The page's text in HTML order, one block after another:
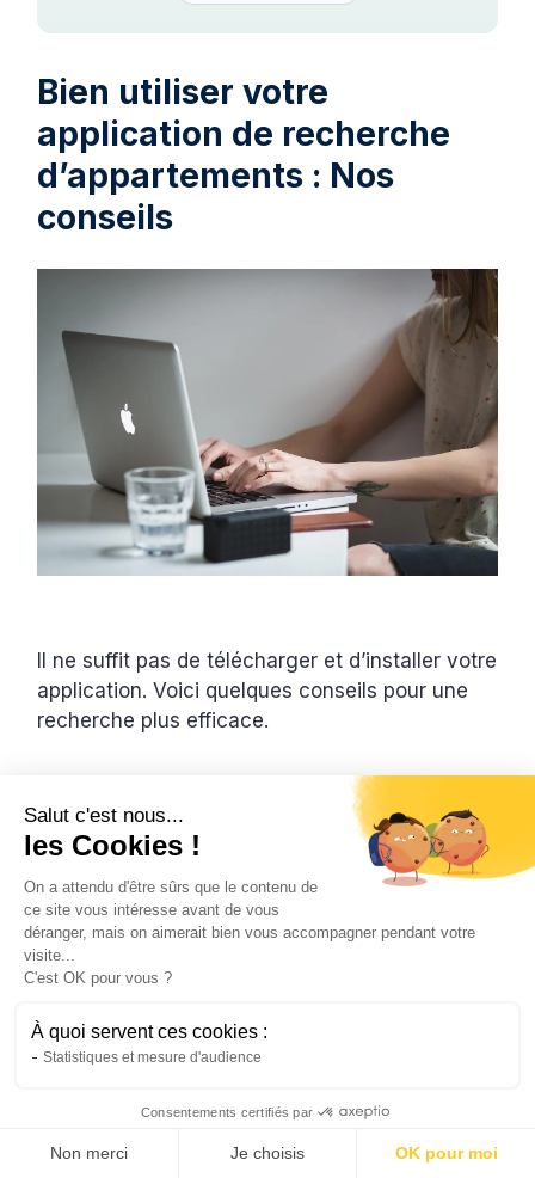
Bien utiliser votre
application de recherche
d’appartements : Nos
conseils
Il ne suffit pas de télécharger et d’installer votre
application. Voici quelques conseils pour une
recherche plus efficace.
Ne manquez pas une seule bonne affaire
pendant votre recherche d’appartements. Pour
ce faire,configurez une notification sur votre
application . Elle va sonner quand une annonce
vient d’être postée et que celle-ci correspond à
ce que vous attendez.
Soyez précis dans vos paramètres et
mentionnez :
Salut c'est nous...
les Cookies !
On a attendu d'être sûrs que le contenu de
ce site vous intéresse avant de vous
déranger, mais on aimerait bien vous accompagner pendant votre
visite...
C'est OK pour vous ?
À quoi servent ces cookies :
Statistiques et mesure d'audience
Consentements certifiés par
Non merci Je choisis OK pour moi